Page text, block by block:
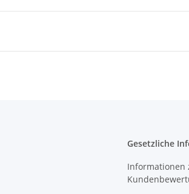
Gesetzliche
Informationen